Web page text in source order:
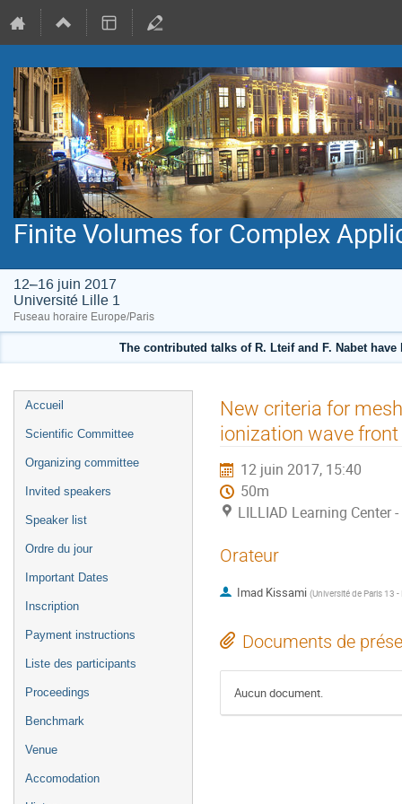
Finite Volumes for Complex
12–16 juin 2017
Université Lille 1
Fuseau horaire Europe/Paris
The contributed talks of R. Lteif and F. Nabet
Menu
de
Accueil
Scientific Committee
Organizing committee
Invited speakers
Speaker list
Ordre du jour
Important Dates
Inscription
Payment instructions
Liste des participants
Proceedings
Benchmark
Venue
Accomodation
New criteria for
ionization wave
12 juin 2017, 15:40
50m
LILLIAD Learning Center
Orateur
Imad Kissami (Université de Paris 13 -
Documents de
Aucun document.